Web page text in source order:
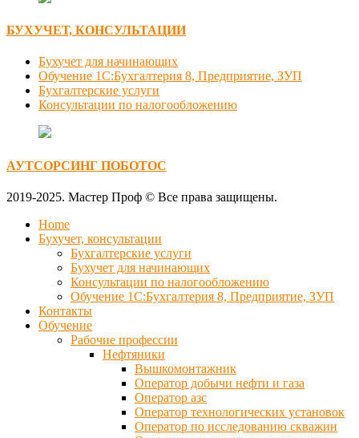
БУХУЧЕТ, КОНСУЛЬТАЦИИ
Бухучет для начинающих
Обучение 1С:Бухгалтерия 8, Предприятие, ЗУП
Бухгалтерские услуги
Консультации по налогообложению
АУТСОРСИНГ ПОБОТОС
2019-2025. Мастер Проф © Все права защищены.
Home
Бухучет, консультации
Бухгалтерские услуги
Бухучет для начинающих
Консультации по налогообложению
Обучение 1С:Бухгалтерия 8, Предприятие, ЗУП
Контакты
Обучение
Рабочие профессии
Нефтяники
Вышкомонтажник
Оператор добычи нефти и газа
Оператор азс
Оператор технологических установок
Оператор по исследованию скважин